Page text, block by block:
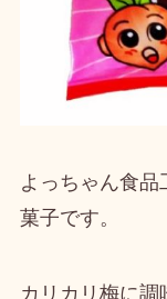
よっちゃん食
菓子です。
カリカリ梅に調